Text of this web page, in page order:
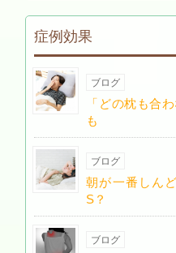
症例効果
ブログ
「どの枕も合
も
ブログ
朝が一番しん
S？
ブログ